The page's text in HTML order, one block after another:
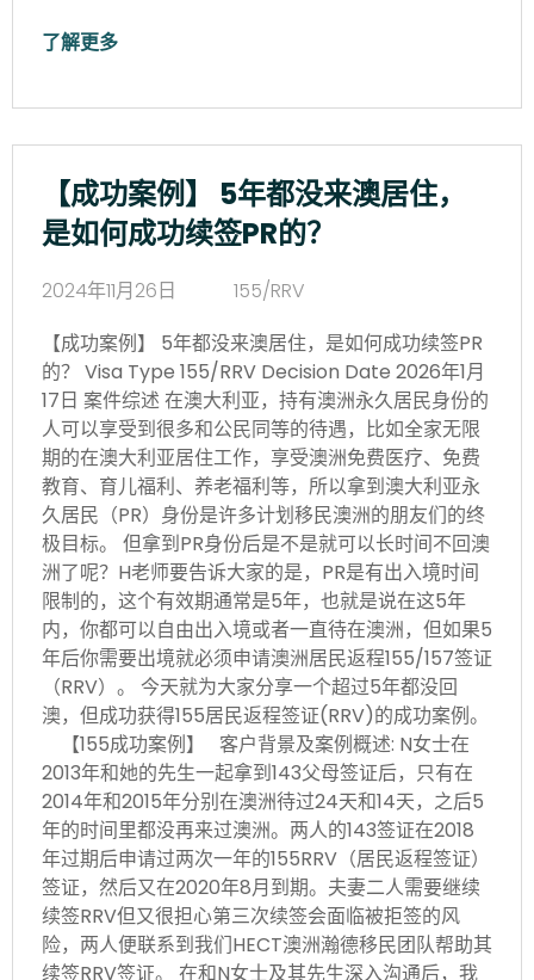
了解更多
【成功案例】 5年都没来澳居住，
是如何成功续签PR的？
2024年11月26日
155/RRV
【成功案例】 5年都没来澳居住，是如何成功续签PR
的？ Visa Type 155/RRV Decision Date 2026年1月
17日 案件综述 在澳大利亚，持有澳洲永久居民身份的
人可以享受到很多和公民同等的待遇，比如全家无限
期的在澳大利亚居住工作，享受澳洲免费医疗、免费
教育、育儿福利、养老福利等，所以拿到澳大利亚永
久居民（PR）身份是许多计划移民澳洲的朋友们的终
极目标。 但拿到PR身份后是不是就可以长时间不回澳
洲了呢？H老师要告诉大家的是，PR是有出入境时间
限制的，这个有效期通常是5年，也就是说在这5年
内，你都可以自由出入境或者一直待在澳洲，但如果5
年后你需要出境就必须申请澳洲居民返程155/157签证
（RRV）。 今天就为大家分享一个超过5年都没回
澳，但成功获得155居民返程签证(RRV)的成功案例。
【155成功案例】 客户背景及案例概述: N女士在
2013年和她的先生一起拿到143父母签证后，只有在
2014年和2015年分别在澳洲待过24天和14天，之后5
年的时间里都没再来过澳洲。两人的143签证在2018
年过期后申请过两次一年的155RRV（居民返程签证）
签证，然后又在2020年8月到期。夫妻二人需要继续
续签RRV但又很担心第三次续签会面临被拒签的风
险，两人便联系到我们HECT澳洲瀚德移民团队帮助其
续签RRV签证。 在和N女士及其先生深入沟通后，我